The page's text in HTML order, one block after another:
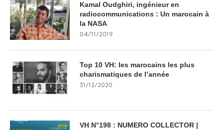
Kamal Oudghiri, ingénieur en
radiocommunications : Un marocain à
la NASA
04/11/2019
Top 10 VH: les marocains les plus
charismatiques de l’année
31/12/2020
VH N°198 : NUMERO COLLECTOR |